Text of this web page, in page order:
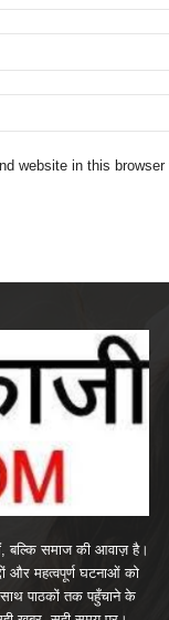
website in this
बल्कि समाज की आवाज़ है।
और महत्वपूर्ण घटनाओं को
साथ पाठकों तक पहुँचाने के